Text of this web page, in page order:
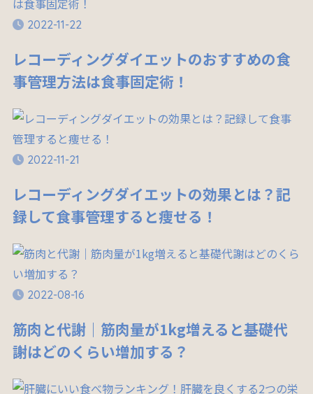
2022-11-22
レコーディングダイエットのおすすめの食
事管理方法は食事固定術！
2022-11-21
レコーディングダイエットの効果とは？記
録して食事管理すると痩せる！
2022-08-16
筋肉と代謝｜筋肉量が1kg増えると基礎代
謝はどのくらい増加する？